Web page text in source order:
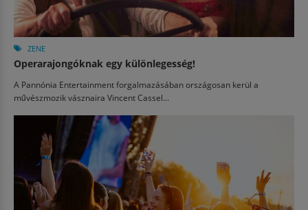
ZENE
Operarajongóknak egy különlegesség!
A Pannónia Entertainment forgalmazásában országosan kerül a
művészmozik vásznaira Vincent Cassel...